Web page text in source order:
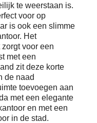
te weerstaan is.
voor op
is ook een slimme
Het
voor een
met een
zit deze korte
de naad
toevoegen aan
met een elegante
en met een
in de stad.